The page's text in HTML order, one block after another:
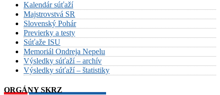
Kalendár súťaží
Majstrovstvá SR
Slovenský Pohár
Previerky a testy
Súťaže ISU
Memoriál Ondreja Nepelu
Výsledky súťaží – archív
Výsledky súťaží – štatistiky
ORGÁNY SKRZ